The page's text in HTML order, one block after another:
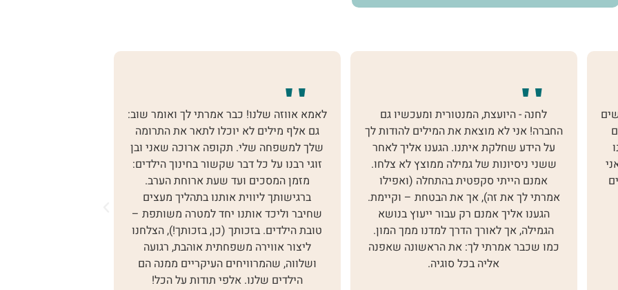
ומעכשיו גם
את המילים להודות לך
הגענו אליך לאחר
גמילה ממוצץ לא צלחו.
בהתחלה (ואפילו
אך את הבטחת – וקיימת.
רק עבור ייעוץ בנושא
הדרך למדנו ממך המון.
את הראשונה שאפנה
לאמא אווזה שלנו! כבר אמרתי לך ואומר שוב:
גם אלף מילים לא יוכלו לתאר את התרומה
שלך למשפחה שלי. תקופה ארוכה שאני ובן
זוגי רבנו על כל דבר שקשור בחינוך הילדים:
מזמן המסכים ועד שעת ארוחת הערב.
ברגישותך ליווית אותנו בתהליך מעצים
שחיבר וליכד אותנו יחד למטרה משותפת –
טובת הילדים. בזכותך (כן, בזכותך!), הצלחנו
ליצור אווירה משפחתית אוהבת, רגועה
ושלווה, שהמרוויחים העיקריים ממנה הם
הילדים שלנו. אלפי תודות על הכל!
חנה יקירתי, עם ילדי הראשון נמנעתי מהצבת
חוקים וגבולות ואפשרתי לו הכל. כשנולד
ילדי השני, תפישתי לגבי הורות וחינוך
השתנתה, אך היה "מאוחר מדי" שכן בכורי
היה כבר בן 4. לא הצלחתי לבסס מולו סמכות
הורית, וכל בקשה הפכה למריבה ומלחמת
עולם בבית. הגעתי אליך בעקבות המלצה,
מבלי שהכרתי אותך או שמעתי עליך קודם
לכן. אני מאושרת שהימרתי והלכתי עם
תחושות הבטן שלי! בתוך שמונה מפגשים
(אני מודה, לא היה לי קל בכולם), הצלחתי